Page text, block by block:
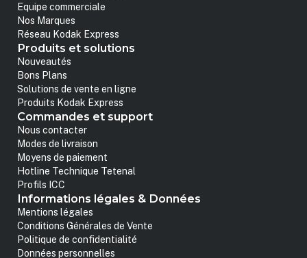
Equipe commerciale
Nos Marques
Réseau Kodak Express
Produits et solutions
Nouveautés
Bons Plans
Solutions de vente en ligne
Produits Kodak Express
Commandes et support
Nous contacter
Modes de livraison
Moyens de paiement
Hotline Technique Tetenal
Profils ICC
Informations légales & Données
Mentions légales
Conditions Générales de Vente
Politique de confidentialité
Données personnelles